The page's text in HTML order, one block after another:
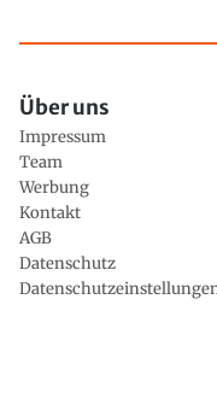
Über uns
Impressum
Team
Werbung
Kontakt
AGB
Datenschutz